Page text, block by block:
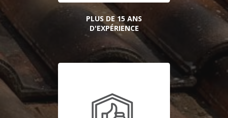
PLUS DE 15 ANS
D'EXPÉRIENCE